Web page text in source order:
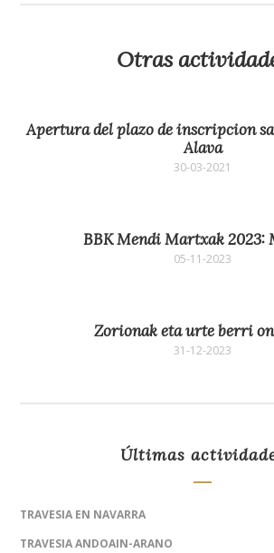
Otras
Apertura del plazo de inscripcion
Alava
30-03-2021
BBK Mendi Martxak 2023:
05-11-2023
Zorionak eta urte berri
31-12-2023
Últimas
TRAVESIA EN NAVARRA
TRAVESIA ANDOAIN-ARANO